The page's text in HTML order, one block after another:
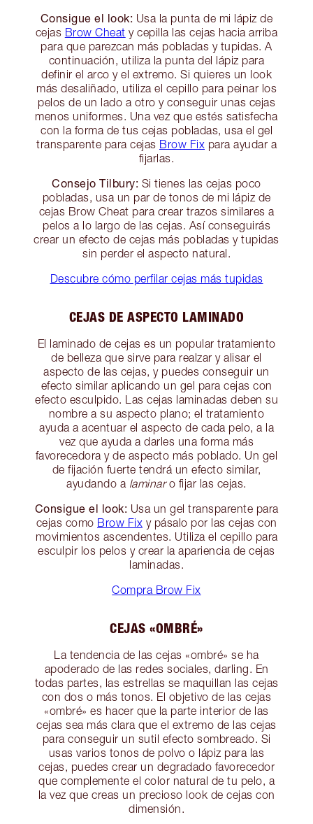
Consigue el look: Usa la punta de mi lápiz de
cejas Brow Cheat y cepilla las cejas hacia arriba
para que parezcan más pobladas y tupidas. A
continuación, utiliza la punta del lápiz para
definir el arco y el extremo. Si quieres un look
más desaliñado, utiliza el cepillo para peinar los
pelos de un lado a otro y conseguir unas cejas
menos uniformes. Una vez que estés satisfecha
con la forma de tus cejas pobladas, usa el gel
transparente para cejas Brow Fix para ayudar a
fijarlas.
Consejo Tilbury: Si tienes las cejas poco
pobladas, usa un par de tonos de mi lápiz de
cejas Brow Cheat para crear trazos similares a
pelos a lo largo de las cejas. Así conseguirás
crear un efecto de cejas más pobladas y tupidas
sin perder el aspecto natural.
Descubre cómo perfilar cejas más tupidas
CEJAS DE ASPECTO LAMINADO
El laminado de cejas es un popular tratamiento
de belleza que sirve para realzar y alisar el
aspecto de las cejas, y puedes conseguir un
efecto similar aplicando un gel para cejas con
efecto esculpido. Las cejas laminadas deben su
nombre a su aspecto plano; el tratamiento
ayuda a acentuar el aspecto de cada pelo, a la
vez que ayuda a darles una forma más
favorecedora y de aspecto más poblado. Un gel
de fijación fuerte tendrá un efecto similar,
ayudando a laminaro fijar las cejas.
Consigue el look: Usa un gel transparente para
cejas como Brow Fix y pásalo por las cejas con
movimientos ascendentes. Utiliza el cepillo para
esculpir los pelos y crear la apariencia de cejas
laminadas.
Compra Brow Fix
CEJAS «OMBRÉ»
La tendencia de las cejas «ombré» se ha
apoderado de las redes sociales, darling. En
todas partes, las estrellas se maquillan las cejas
con dos o más tonos. El objetivo de las cejas
«ombré» es hacer que la parte interior de las
cejas sea más clara que el extremo de las cejas
para conseguir un sutil efecto sombreado. Si
usas varios tonos de polvo o lápiz para las
cejas, puedes crear un degradado favorecedor
que complemente el color natural de tu pelo, a
la vez que creas un precioso look de cejas con
dimensión.